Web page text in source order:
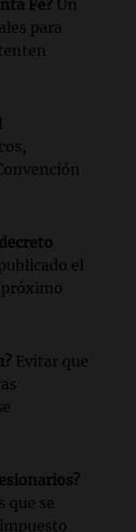
Fe? Un
para
el
Evitar que
que se